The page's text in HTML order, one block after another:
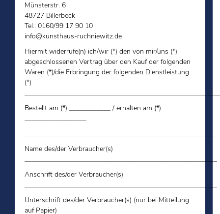
Münsterstr. 6
48727 Billerbeck
Tel.: 0160/99 17 90 10
info@kunsthaus-ruchniewitz.de
Hiermit widerrufe(n) ich/wir (*) den von mir/uns (*)
abgeschlossenen Vertrag über den Kauf der folgenden
Waren (*)/die Erbringung der folgenden Dienstleistung
(*)
Bestellt am (*) ____________ / erhalten am (*)
__________________
Name des/der Verbraucher(s)
Anschrift des/der Verbraucher(s)
Unterschrift des/der Verbraucher(s) (nur bei Mitteilung
auf Papier)